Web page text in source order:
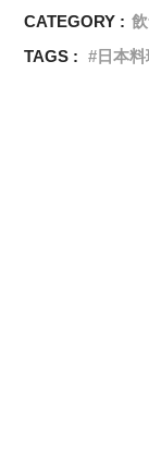
CATEGORY :
TAGS :
日本料